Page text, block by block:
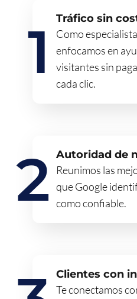
Tráfico sin
Como
enfocamos en
visitantes sin
cada clic.
Autoridad de
Reunimos las
que Google
como confiable.
Clientes con
Te conectamos